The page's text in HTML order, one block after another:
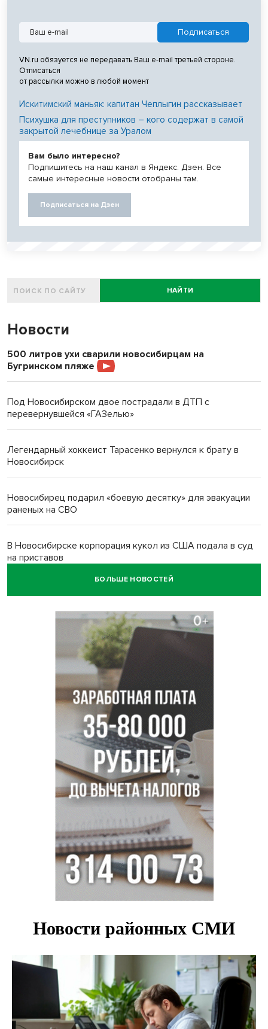
VN.ru обязуется не передавать Ваш e-mail третьей стороне.
Отписаться
от рассылки можно в любой момент
Искитимский маньяк: капитан Чеплыгин рассказывает
Психушка для преступников – кого содержат в самой
закрытой лечебнице за Уралом
Вам было интересно?
Подпишитесь на наш канал в Яндекс. Дзен. Все
самые интересные новости отобраны там.
Подписаться на Дзен
НАЙТИ
Новости
500 литров ухи сварили новосибирцам на
Бугринском пляже
Под Новосибирском двое пострадали в ДТП с
перевернувшейся «ГАЗелью»
Легендарный хоккеист Тарасенко вернулся к брату в
Новосибирск
Новосибирец подарил «боевую десятку» для эвакуации
раненых на СВО
В Новосибирске корпорация кукол из США подала в суд
на приставов
БОЛЬШЕ НОВОСТЕЙ